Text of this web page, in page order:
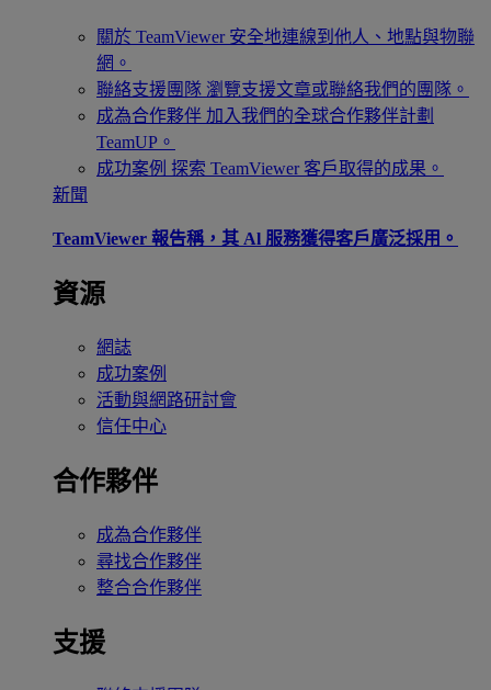
關於 TeamViewer 安全地連線到他人、地點與物聯
網。
聯絡支援團隊 瀏覽支援文章或聯絡我們的團隊。
成為合作夥伴 加入我們的全球合作夥伴計劃
TeamUP。
成功案例 探索 TeamViewer 客戶取得的成果。
新聞
TeamViewer 報告稱，其 Al 服務獲得客戶廣泛採用。
資源
網誌
成功案例
活動與網路研討會
信任中心
合作夥伴
成為合作夥伴
尋找合作夥伴
整合合作夥伴
支援